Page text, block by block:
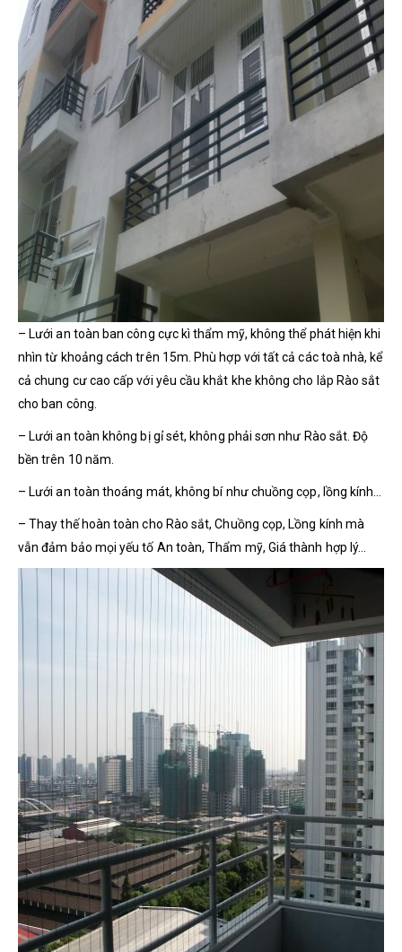
– Lưới an toàn ban công cực kì thẩm mỹ, không thể phát hiện khi
nhìn từ khoảng cách trên 15m. Phù hợp với tất cả các toà nhà, kể
cả chung cư cao cấp với yêu cầu khắt khe không cho lắp Rào sắt
cho ban công.
– Lưới an toàn không bị gỉ sét, không phải sơn như Rào sắt. Độ
bền trên 10 năm.
– Lưới an toàn thoáng mát, không bí như chuồng cọp, lồng kính…
– Thay thế hoàn toàn cho Rào sắt, Chuồng cọp, Lồng kính mà
vẫn đảm bảo mọi yếu tố An toàn, Thẩm mỹ, Giá thành hợp lý…